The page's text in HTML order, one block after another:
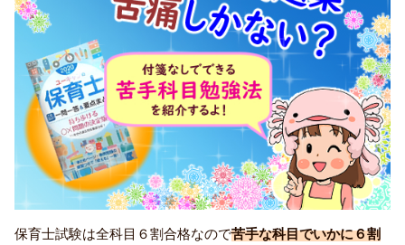
保育士試験は全科目６割合格なので苦手な科目でいかに６割